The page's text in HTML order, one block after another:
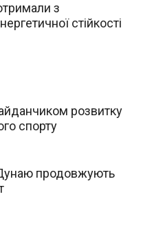
з
стійкості
розвитку
спорту
продовжують